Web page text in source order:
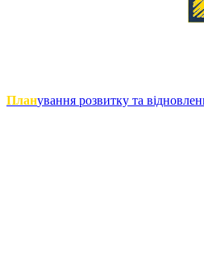
Планування розвитку та